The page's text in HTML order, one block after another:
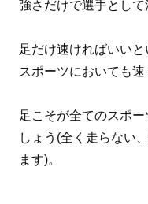
強さだけで選手として
足だけ速ければいい
スポーツにおいても
足こそが全てのスポ
しょう(全く走らない
ます)。